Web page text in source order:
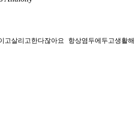
살리고한다잖아요 항상염두에두고생활